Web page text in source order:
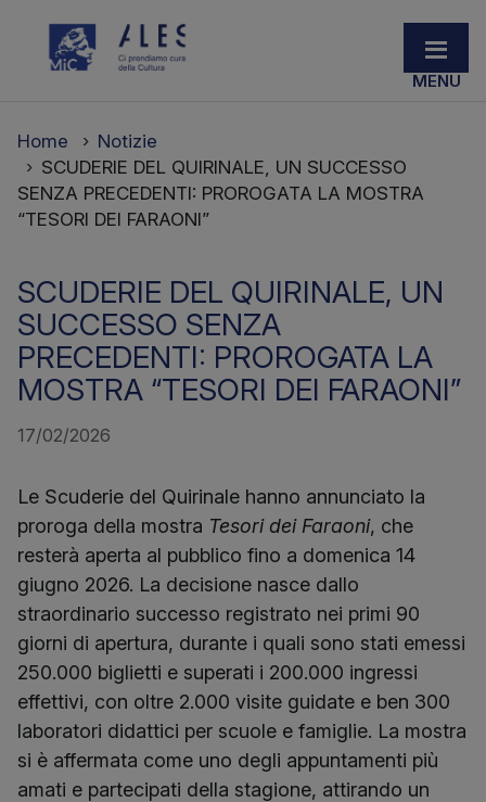
Home
Notizie
SCUDERIE DEL QUIRINALE, UN SUCCESSO
SENZA PRECEDENTI: PROROGATA LA MOSTRA
“TESORI DEI FARAONI”
SCUDERIE DEL QUIRINALE, UN
SUCCESSO SENZA
PRECEDENTI: PROROGATA LA
MOSTRA “TESORI DEI FARAONI”
17/02/2026
Le Scuderie del Quirinale hanno annunciato la
proroga della mostra Tesori dei Faraoni, che
resterà aperta al pubblico fino a domenica 14
giugno 2026. La decisione nasce dallo
straordinario successo registrato nei primi 90
giorni di apertura, durante i quali sono stati emessi
250.000 biglietti e superati i 200.000 ingressi
effettivi, con oltre 2.000 visite guidate e ben 300
laboratori didattici per scuole e famiglie. La mostra
si è affermata come uno degli appuntamenti più
amati e partecipati della stagione, attirando un